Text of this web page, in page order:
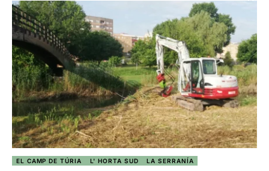
EL CAMP DE TÚRIA L' HORTA SUD LA SERRANÍA